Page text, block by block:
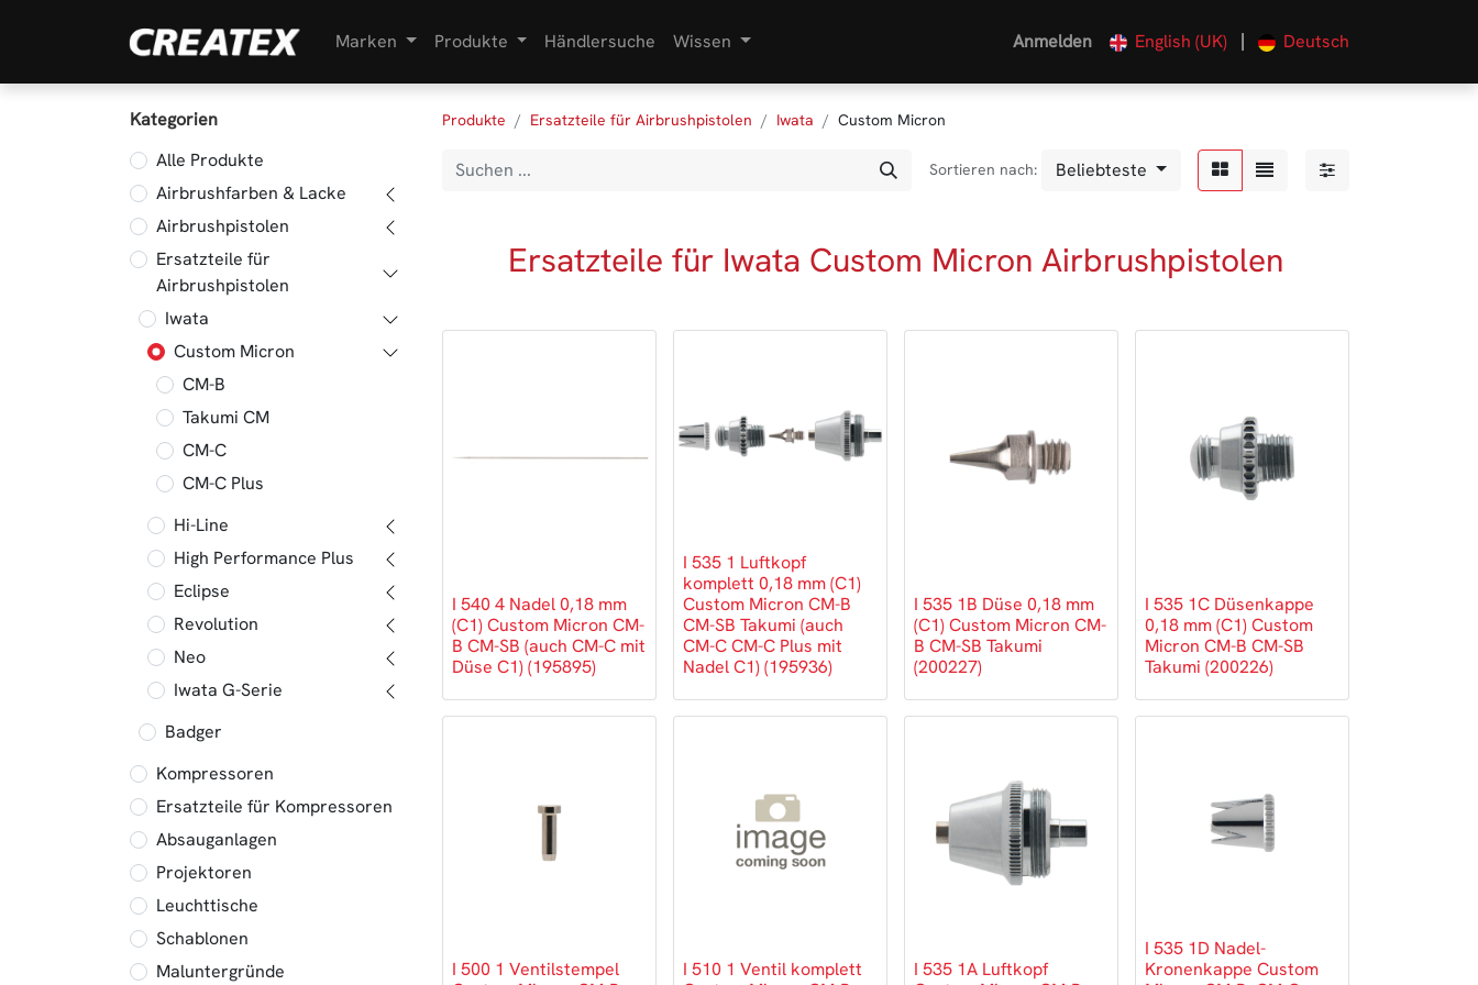
Marken Produkte Händlersuche Wissen Anmelden English (UK) | Deutsch
Kategorien
Alle Produkte
Airbrushfarben & Lacke
Airbrushpistolen
Ersatzteile für
Airbrushpistolen
Iwata
Custom Micron
CM-B
Takumi CM
CM-C
CM-C Plus
Hi-Line
High Performance Plus
Eclipse
Revolution
Neo
Iwata G-Serie
Badger
Kompressoren
Ersatzteile für Kompressoren
Absauganlagen
Projektoren
Leuchttische
Schablonen
Maluntergründe
Produkte Ersatzteile für Airbrushpistolen Iwata Custom Micron
Sortieren nach: Beliebteste
Ersatzteile für Iwata Custom Micron Airbrushpistolen
I 540 4 Nadel 0,18 mm
(C1) Custom Micron CM-
B CM-SB (auch CM-C mit
Düse C1) (195895)
I 535 1 Luftkopf
komplett 0,18 mm (C1)
Custom Micron CM-B
CM-SB Takumi (auch
CM-C CM-C Plus mit
Nadel C1) (195936)
I 535 1B Düse 0,18 mm
(C1) Custom Micron CM-
B CM-SB Takumi
(200227)
I 535 1C Düsenkappe
0,18 mm (C1) Custom
Micron CM-B CM-SB
Takumi (200226)
I 500 1 Ventilstempel
I 510 1 Ventil komplett
I 535 1A Luftkopf
I 535 1D Nadel-
Kronenkappe Custom